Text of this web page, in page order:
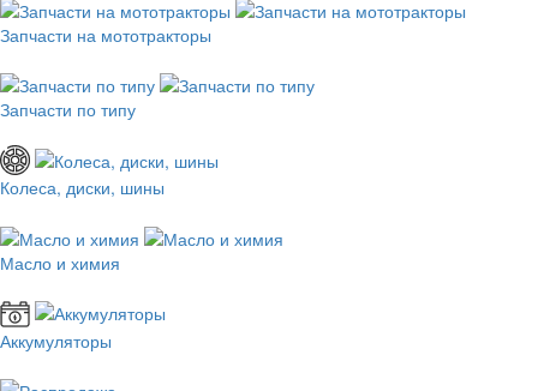
Запчасти на мототракторы
Запчасти по типу
Колеса, диски, шины
Масло и химия
Аккумуляторы